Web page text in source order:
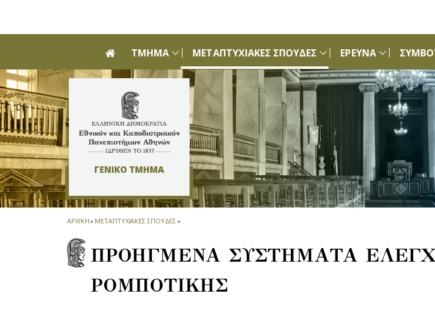
ΤΜΗΜΑ ΜΕΤΑΠΤΥΧΙΑΚΕΣ ΣΠΟΥΔΕΣ ΕΡΕΥΝΑ
ΓΕΝΙΚΟ ΤΜΗΜΑ
ΑΡΧΙΚΗ» ΜΕΤΑΠΤΥΧΙΑΚΕΣ ΣΠΟΥΔΕΣ»
ΠΡΟΗΓΜΕΝΑ ΣΥΣΤΗΜΑΤΑ
ΡΟΜΠΟΤΙΚΗΣ